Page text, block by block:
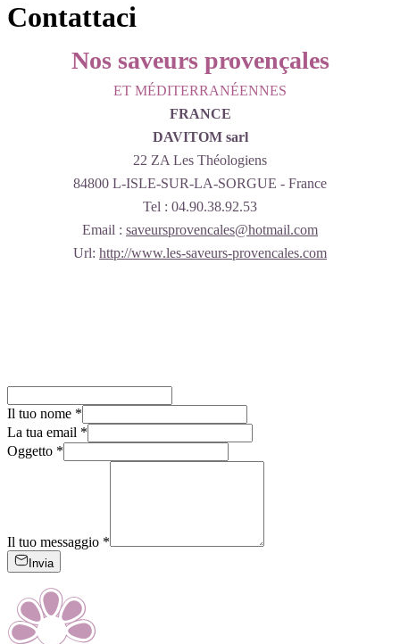
Contattaci
Nos saveurs provençales
ET MÉDITERRANÉENNES
FRANCE
DAVITOM sarl
22 ZA Les Théologiens
84800 L-ISLE-SUR-LA-SORGUE - France
Tel : 04.90.38.92.53
Email : saveursprovencales@hotmail.com
Url: http://www.les-saveurs-provencales.com
Il tuo nome *
La tua email *
Oggetto *
Il tuo messaggio *
Invia